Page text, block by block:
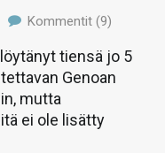
Kommentit (9)
tiensä jo 5
Genoan
mutta
ei ole lisätty